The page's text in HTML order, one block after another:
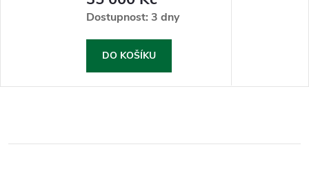
Dostupnost: 3 dny
DO KOŠÍKU